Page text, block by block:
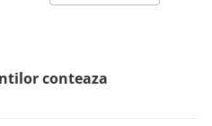
conteaza